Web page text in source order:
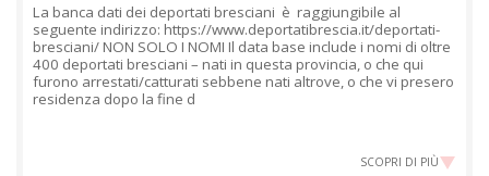
La banca dati dei deportati bresciani è raggiungibile al
seguente indirizzo: https://www.deportatibrescia.it/deportati-
bresciani/ NON SOLO I NOMI Il data base include i nomi di oltre
400 deportati bresciani – nati in questa provincia, o che qui
furono arrestati/catturati sebbene nati altrove, o che vi presero
residenza dopo la fine d
SCOPRI DI PIÙ